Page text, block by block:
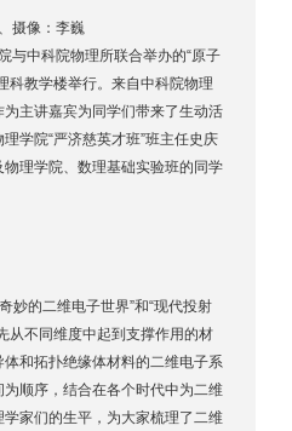
摄像：李巍
中科院物理所联合举办的“原子
科教学楼举行。来自中科院物理
主讲嘉宾为同学们带来了生动活
学院“严济慈英才班”班主任史庆
理学院、数理基础实验班的同学
妙的二维电子世界”和“现代投射
从不同维度中起到支撑作用的材
和拓扑绝缘体材料的二维电子系
顺序，结合在各个时代中为二维
家们的生平，为大家梳理了二维